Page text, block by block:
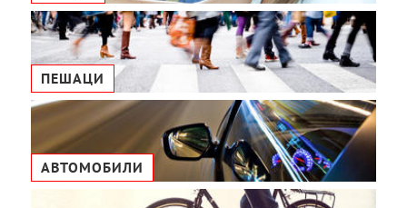
ПЕШАЦИ
АВТОМОБИЛИ